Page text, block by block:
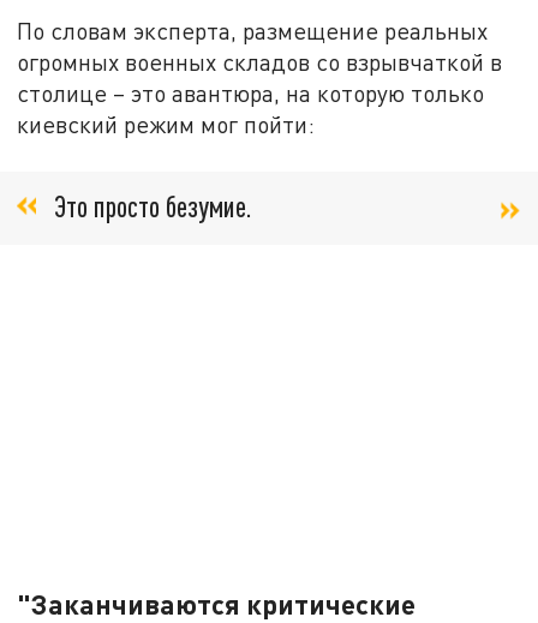
По словам эксперта, размещение реальных
огромных военных складов со взрывчаткой в
столице – это авантюра, на которую только
киевский режим мог пойти:
Это просто безумие.
"Заканчиваются критические